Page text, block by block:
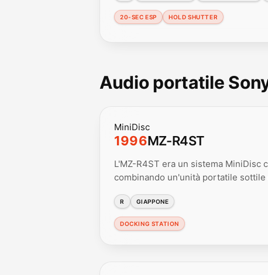
20-SEC ESP HOLD SHUTTER
Audio portatile
MiniDisc
1996MZ-R4ST
L'MZ-R4ST era un sistema MiniDisc
combinando un'unità portatile
R GIAPPONE
DOCKING STATION